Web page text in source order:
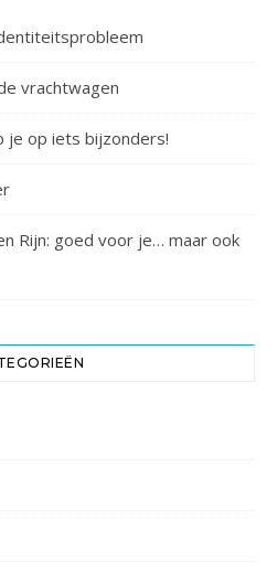
vrachtwagen
je op iets bijzonders!
Rijn: goed voor je… maar ook